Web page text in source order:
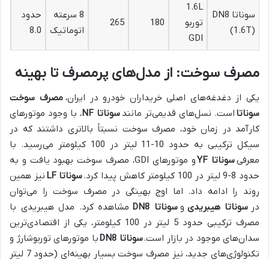
سوناتا DN8
(1.6T)
1.6L
توربو
GDI
180
265
8 سرعته
اتوماتیک
حدود
8.0
مصرف سوخت: از مدل‌های پرمصرف تا بهینه
یکی از دغدغه‌های اصلی خریداران خودرو در ایران، مصرف سوخت
سوناتا است. نسل‌های قدیمی‌تر مانند سوناتا NF
، با وجود موتورهای
کارآمد در زمان خود، مصرف سوخت نسبتاً بالاتری داشتند که در
سیکل ترکیبی به حدود 10-11 لیتر در 100 کیلومتر می‌رسید. با
معرفیسوناتا YF
و موتورهای GDI، مصرف سوخت بهبود یافت و به
حدود 8-9 لیتر در 100 کیلومتر کاهش پیدا کرد.
سوناتا LF
نیز همین
روند را ادامه داد. اما اوج بهینگی در مصرف سوخت را می‌توان
در سوناتا هیبریدی و سوناتا DN8
مشاهده کرد. مدل هیبریدی با
مصرف ترکیبی حدود 5 لیتر در 100 کیلومتر، یکی از اقتصادی‌ترین
سدان‌های موجود در بازار است.سوناتا DN8
با موتورهای توربوشارژ و
تکنولوژی‌های جدید، نیز مصرف سوخت بسیار بهینه‌ای (حدود 7 لیتر